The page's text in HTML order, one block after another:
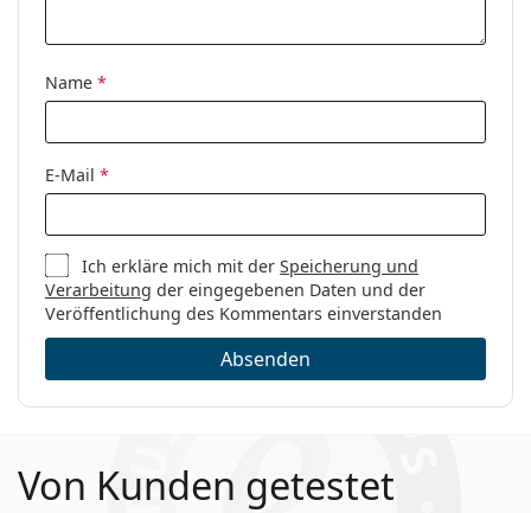
Name *
E-Mail *
Ich erkläre mich mit derSpeicherung und
Verarbeitung der eingegebenen Daten und der
Veröffentlichung des Kommentars einverstanden
Absenden
Von Kunden getestet